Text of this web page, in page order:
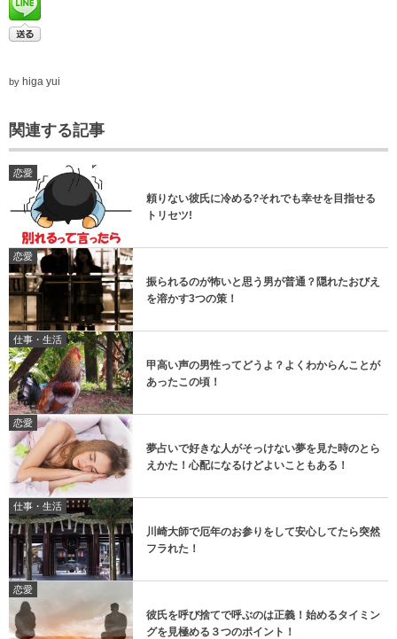
by higa yui
関連する記事
恋愛
頼りない彼氏に冷める?それでも幸せを目指せる
トリセツ!
恋愛
振られるのが怖いと思う男が普通？隠れたおびえ
を溶かす3つの策！
仕事・生活
甲高い声の男性ってどうよ？よくわからんことが
あったこの頃！
恋愛
夢占いで好きな人がそっけない夢を見た時のとら
えかた！心配になるけどよいこともある！
仕事・生活
川崎大師で厄年のお参りをして安心してたら突然
フラれた！
恋愛
彼氏を呼び捨てで呼ぶのは正義！始めるタイミン
グを見極める３つのポイント！